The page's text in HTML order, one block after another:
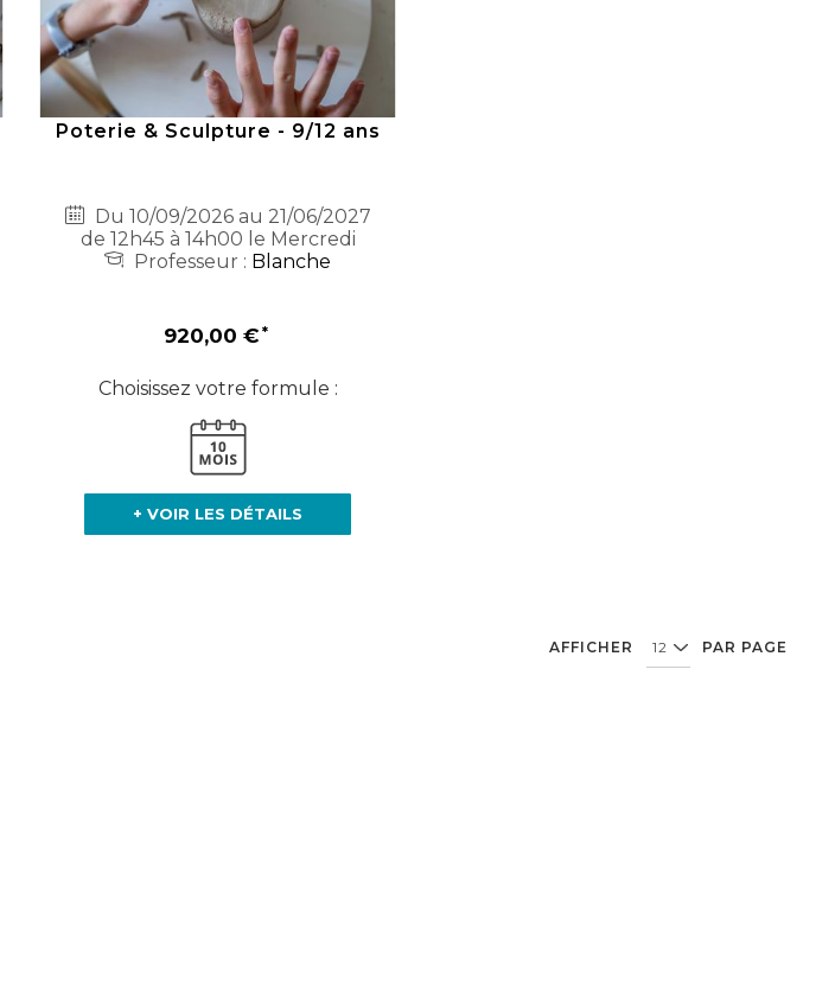
Poterie & Sculpture - 9/12 ans
Du 10/09/2026 au 21/06/2027
de 12h45 à 14h00 le Mercredi
Professeur : Blanche
920,00 €
Choisissez votre formule :
+ VOIR LES DÉTAILS
AFFICHER PAR PAGE